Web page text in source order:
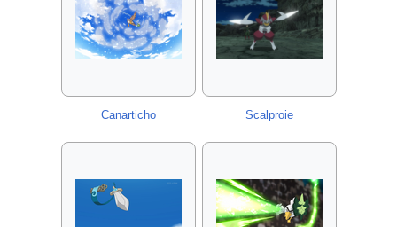
Canarticho Scalproie